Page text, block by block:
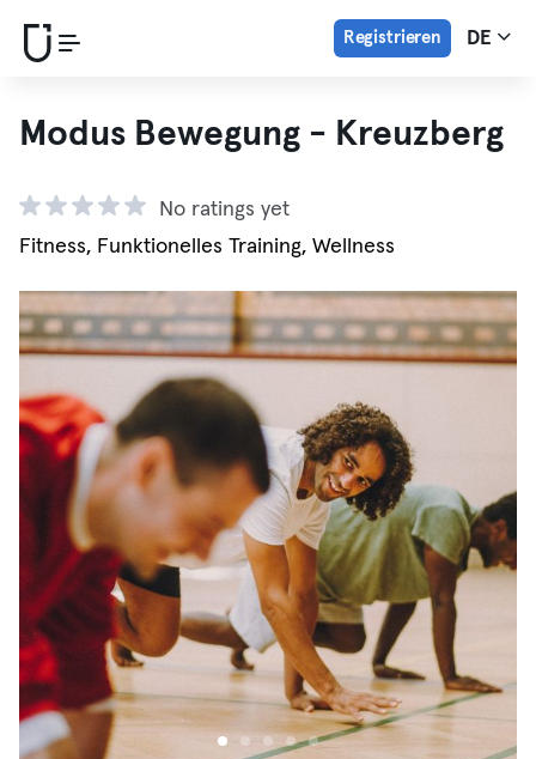
Registrieren DE
Modus Bewegung - Kreuzberg
No ratings yet
Fitness, Funktionelles Training, Wellness